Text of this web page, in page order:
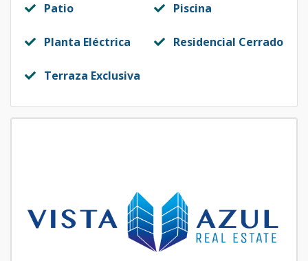
Patio Piscina
Planta Eléctrica Residencial Cerrado
Terraza Exclusiva